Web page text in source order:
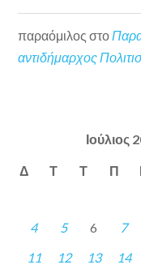
παραόμιλος στο
αντιδήμαρχος
Ιούλιος
Δ Τ Τ Π
4
5 6 7
11
12 13 14